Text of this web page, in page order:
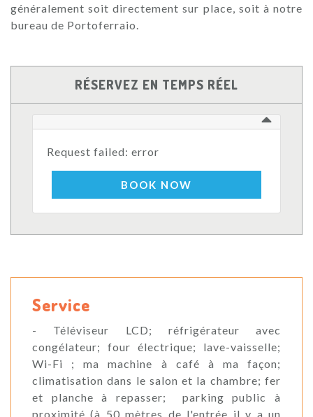
généralement soit directement sur place, soit à notre
bureau de Portoferraio.
RÉSERVEZ EN TEMPS RÉEL
Request failed: error
BOOK NOW
Service
- Téléviseur LCD; réfrigérateur avec
congélateur; four électrique; lave-vaisselle;
Wi-Fi ; ma machine à café à ma façon;
climatisation dans le salon et la chambre; fer
et planche à repasser; parking public à
proximité (à 50 mètres de l'entrée il y a un